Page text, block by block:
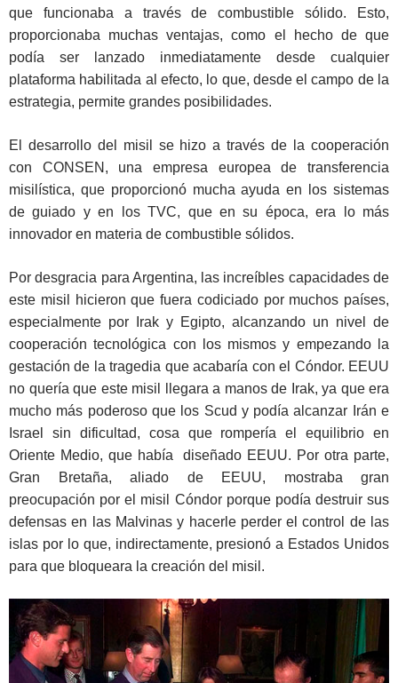
que funcionaba a través de combustible sólido. Esto,
proporcionaba muchas ventajas, como el hecho de que
podía ser lanzado inmediatamente desde cualquier
plataforma habilitada al efecto, lo que, desde el campo de la
estrategia, permite grandes posibilidades.
El desarrollo del misil se hizo a través de la cooperación
con CONSEN, una empresa europea de transferencia
misilística, que proporcionó mucha ayuda en los sistemas
de guiado y en los TVC, que en su época, era lo más
innovador en materia de combustible sólidos.
Por desgracia para Argentina, las increíbles capacidades de
este misil hicieron que fuera codiciado por muchos países,
especialmente por Irak y Egipto, alcanzando un nivel de
cooperación tecnológica con los mismos y empezando la
gestación de la tragedia que acabaría con el Cóndor. EEUU
no quería que este misil llegara a manos de Irak, ya que era
mucho más poderoso que los Scud y podía alcanzar Irán e
Israel sin dificultad, cosa que rompería el equilibrio en
Oriente Medio, que había diseñado EEUU. Por otra parte,
Gran Bretaña, aliado de EEUU, mostraba gran
preocupación por el misil Cóndor porque podía destruir sus
defensas en las Malvinas y hacerle perder el control de las
islas por lo que, indirectamente, presionó a Estados Unidos
para que bloqueara la creación del misil.